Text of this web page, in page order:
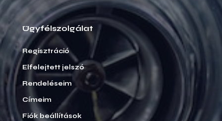
Ügyfélszolgálat
Regisztráció
Elfelejtett jelszó
Rendeléseim
Címeim
Fiók beállítások